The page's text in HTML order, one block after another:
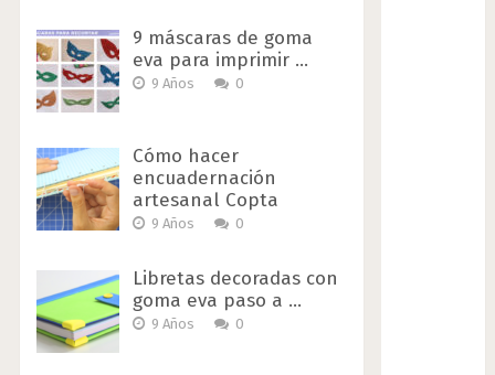
9 máscaras de goma
eva para imprimir …
9 Años 0
Cómo hacer
encuadernación
artesanal Copta
9 Años 0
Libretas decoradas con
goma eva paso a …
9 Años 0